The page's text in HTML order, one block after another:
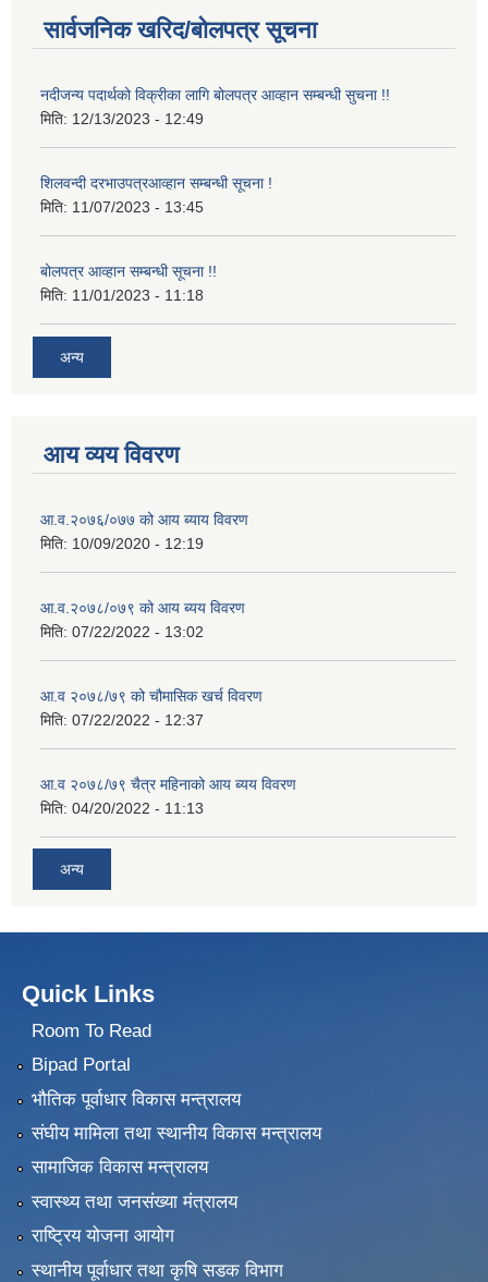
सार्वजनिक खरिद/बोलपत्र सूचना
नदीजन्य पदार्थको विक्रीका लागि बोलपत्र आव्हान सम्बन्धी सुचना !!
मिति: 12/13/2023 - 12:49
शिलवन्दी दरभाउपत्रआव्हान सम्बन्धी सूचना !
मिति: 11/07/2023 - 13:45
बोलपत्र आव्हान सम्बन्धी सूचना !!
मिति: 11/01/2023 - 11:18
अन्य
आय व्यय विवरण
आ.व.२०७६/०७७ को आय ब्याय विवरण
मिति: 10/09/2020 - 12:19
आ.व.२०७८/०७९ को आय ब्यय विवरण
मिति: 07/22/2022 - 13:02
आ.व २०७८/७९ को चौमासिक खर्च विवरण
मिति: 07/22/2022 - 12:37
आ.व २०७८/७९ चैत्र महिनाको आय ब्यय विवरण
मिति: 04/20/2022 - 11:13
अन्य
Quick Links
Room To Read
Bipad Portal
भौतिक पूर्वाधार विकास मन्त्रालय
संघीय मामिला तथा स्थानीय विकास मन्त्रालय
सामाजिक विकास मन्त्रालय
स्वास्थ्य तथा जनसंख्या मंत्रालय
राष्ट्रिय योजना आयोग
स्थानीय पूर्वाधार तथा कृषि सडक विभाग